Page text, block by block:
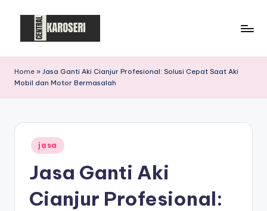
e
n
Home » Jasa Ganti Aki Cianjur Profesional: Solusi Cepat Saat Aki
Mobil dan Motor Bermasalah
Posted
in
jasa
Jasa Ganti Aki
Cianjur Profesional: